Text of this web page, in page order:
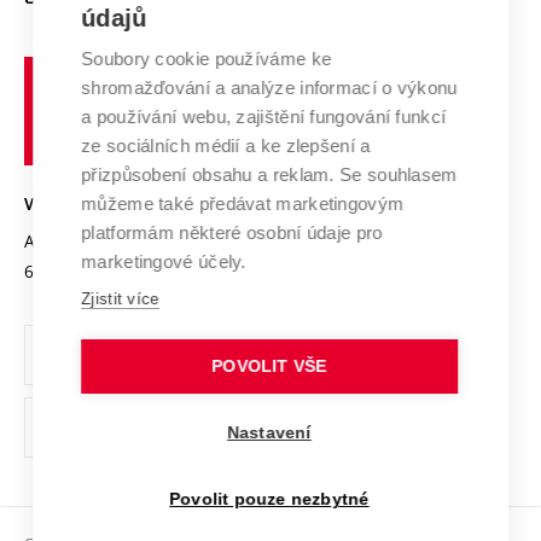
E-přihláška
Systém zajišťování kvality výzkumu
Výzkumné infrastruktury
Transfer znalostí
Open Science
Projekty
Projekty ze strukturálních fondů
Specifický výzkum
Zahraniční spolupráce
Spolupráce se školami
Služby univerzity
Mezinárodní dohody
Univerzitní sítě
Profil univerzity
Udržitelná univerzita
Podnikavá univerzita / ContriBUTe
Bezpečná univerzita
Vyznamenání
Organizační struktura
Ochrana osobních údajů
odkaz)
učení
technické
VYSOKÉ UČENÍ TECHNICKÉ V BRNĚ
Antonínská 548/1
602 00 Brno
www.vut.cz
vut@vutbr.cz
údajů
Soubory cookie používáme ke
shromažďování a analýze informací o výkonu
a používání webu, zajištění fungování funkcí
ze sociálních médií a ke zlepšení a
přizpůsobení obsahu a reklam. Se souhlasem
můžeme také předávat marketingovým
platformám některé osobní údaje pro
marketingové účely.
Zjistit více
POVOLIT VŠE
Nastavení
Povolit pouze nezbytné